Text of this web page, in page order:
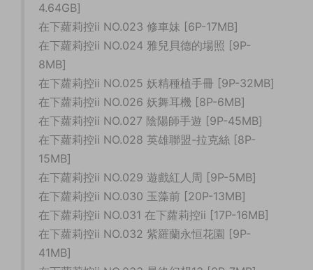
4.64GB]
在下蘿莉控ii NO.023 修車妹 [6P-17MB]
在下蘿莉控ii NO.024 雅兒貝德的場照 [9P-
8MB]
在下蘿莉控ii NO.025 妖精種植手冊 [9P-32MB]
在下蘿莉控ii NO.026 妖舞耳機 [8P-6MB]
在下蘿莉控ii NO.027 陰陽師手遊 [9P-45MB]
在下蘿莉控ii NO.028 英雄聯盟-拉克絲 [8P-
15MB]
在下蘿莉控ii NO.029 遊戲紅人周 [9P-5MB]
在下蘿莉控ii NO.030 玉藻前 [20P-13MB]
在下蘿莉控ii NO.031 在下蘿莉控ii [17P-16MB]
在下蘿莉控ii NO.032 紫羅蘭永恒花園 [9P-
41MB]